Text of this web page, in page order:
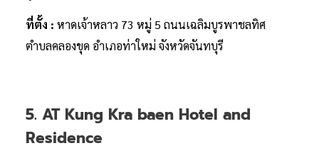
ที่ตั้ง : หาดเจ้าหลาว 73 หมู่ 5 ถนนเฉลิมบูรพาชลทิศ
ตำบลคลองขุด อำเภอท่าใหม่ จังหวัดจันทบุรี
5. AT Kung Kra baen Hotel and
Residence